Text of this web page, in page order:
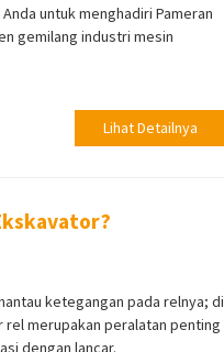
untuk menghadiri Pameran
gemilang industri mesin
Lihat Detailnya
ketegangan pada relnya; di
merupakan peralatan penting
dengan lancar.